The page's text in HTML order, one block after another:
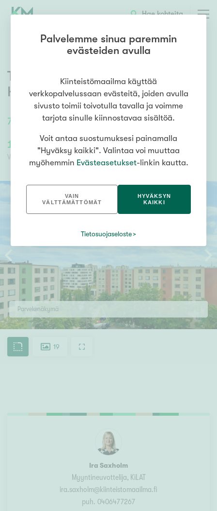
Hae kohteita
70,5 /70,5 m² 3h, k, k, wc, kph, las.p
Tiirismaantie 6,Pihlajisto
Helsinki
145 000,00 €
Velaton hinta
145 000,00 €
Parvekenäkymä
19
Ira Saxholm
Myyntineuvottelija, KiLAT
ira.saxholm@kiinteistomaailma.fi
puh. 0406477267
Palvelemme sinua paremmin
evästeiden avulla
Kiinteistömaailma käyttää
verkkopalvelussaan evästeitä, joiden avulla
sivusto toimii toivotulla tavalla ja voimme
tarjota sinulle kiinnostavaa sisältöä.
Voit antaa suostumuksesi painamalla
"Hyväksy kaikki". Valintaa voi muuttaa
myöhemmin Evästeasetukset-linkin kautta.
VAIN
VÄLTTÄMÄTTÖMÄT
HYVÄKSYN
KAIKKI
Tietosuojaseloste